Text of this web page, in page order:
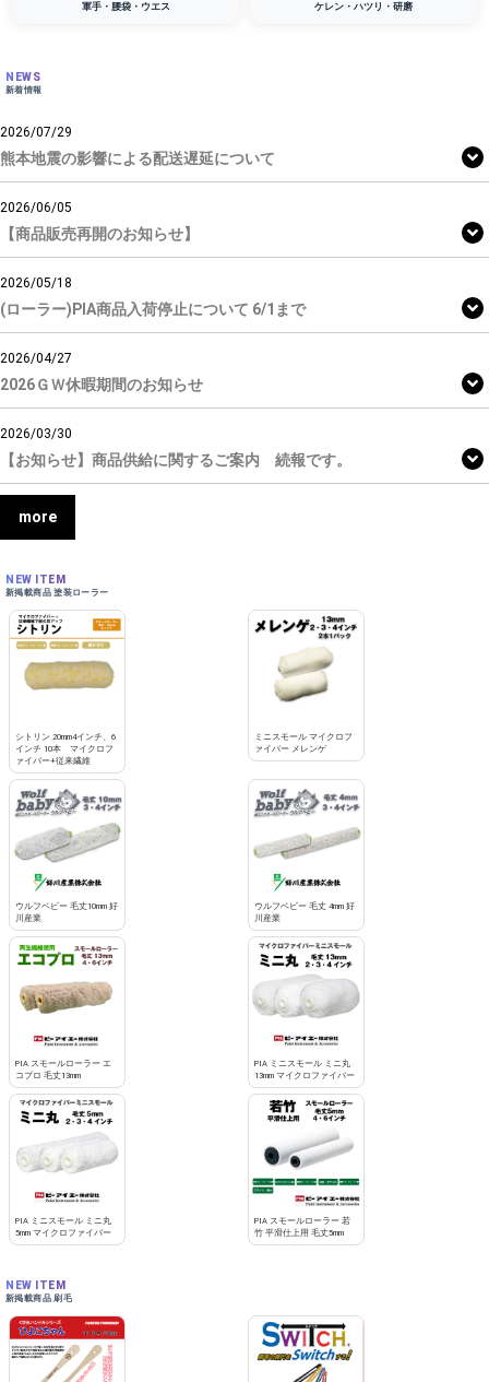
軍手・腰袋・ウエス ケレン・ハツリ・研磨
NEWS
新着情報
2026/07/29
熊本地震の影響による配送遅延について
2026/06/05
【商品販売再開のお知らせ】
2026/05/18
(ローラー)PIA商品入荷停止について 6/1まで
2026/04/27
2026ＧＷ休暇期間のお知らせ
2026/03/30
【お知らせ】商品供給に関するご案内 続報です。
more
NEW ITEM
新掲載商品 塗装ローラー
シトリン 20mm4インチ、6
インチ 10本 マイクロフ
ァイバー+従来繊維
ミニスモール マイクロフ
ァイバー メレンゲ
ウルフベビー 毛丈10mm 好
川産業
ウルフベビー 毛丈 4mm 好
川産業
PIA スモールローラー エ
コプロ 毛丈13mm
PIA ミニスモール ミニ丸
13mm マイクロファイバー
PIA ミニスモール ミニ丸
5mm マイクロファイバー
PIA スモールローラー 若
竹 平滑仕上用 毛丈5mm
NEW ITEM
新掲載商品 刷毛